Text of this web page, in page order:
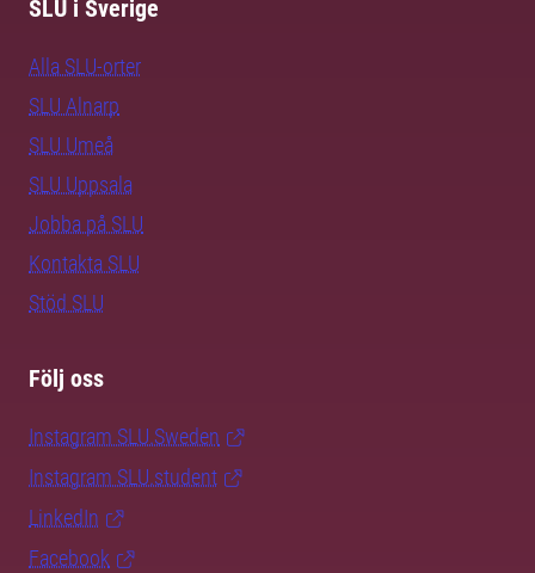
SLU i Sverige
Alla SLU-orter
SLU Alnarp
SLU Umeå
SLU Uppsala
Jobba på SLU
Kontakta SLU
Stöd SLU
Följ oss
Instagram SLU.Sweden
Instagram SLU.student
LinkedIn
Facebook